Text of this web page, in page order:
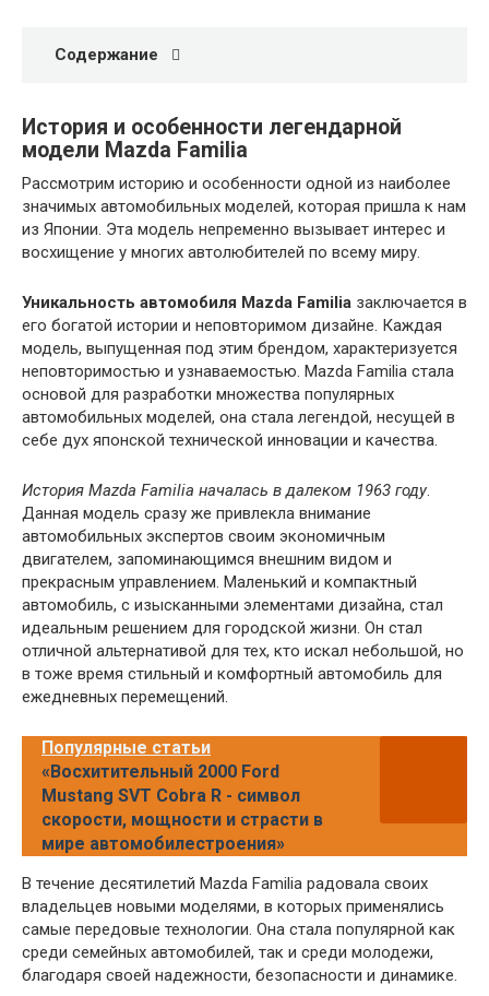
Содержание
История и особенности легендарной
модели Mazda Familia
Рассмотрим историю и особенности одной из наиболее
значимых автомобильных моделей, которая пришла к нам
из Японии. Эта модель непременно вызывает интерес и
восхищение у многих автолюбителей по всему миру.
Уникальность автомобиля Mazda Familia заключается в
его богатой истории и неповторимом дизайне. Каждая
модель, выпущенная под этим брендом, характеризуется
неповторимостью и узнаваемостью. Mazda Familia стала
основой для разработки множества популярных
автомобильных моделей, она стала легендой, несущей в
себе дух японской технической инновации и качества.
История Mazda Familia началась в далеком 1963 году.
Данная модель сразу же привлекла внимание
автомобильных экспертов своим экономичным
двигателем, запоминающимся внешним видом и
прекрасным управлением. Маленький и компактный
автомобиль, с изысканными элементами дизайна, стал
идеальным решением для городской жизни. Он стал
отличной альтернативой для тех, кто искал небольшой, но
в тоже время стильный и комфортный автомобиль для
ежедневных перемещений.
Популярные статьи
«Восхитительный 2000 Ford
Mustang SVT Cobra R - символ
скорости, мощности и страсти в
мире автомобилестроения»
В течение десятилетий Mazda Familia радовала своих
владельцев новыми моделями, в которых применялись
самые передовые технологии. Она стала популярной как
среди семейных автомобилей, так и среди молодежи,
благодаря своей надежности, безопасности и динамике.